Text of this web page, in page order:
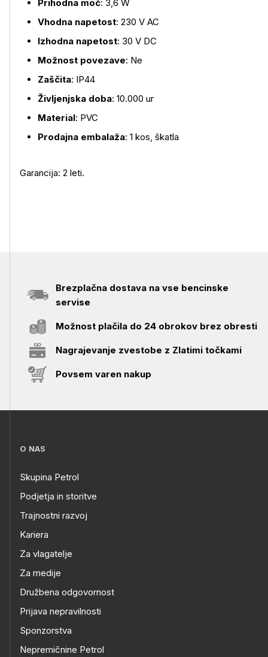
Prihodna moč: 3,6 W
Vhodna napetost: 230 V AC
Izhodna napetost: 30 V DC
Možnost povezave: Ne
Zaščita: IP44
Življenjska doba: 10.000 ur
Material: PVC
Prodajna embalaža: 1 kos, škatla
Garancija: 2 leti.
Brezplačna dostava na vse bencinske
servise
Možnost plačila do 24 obrokov brez obresti
Nagrajevanje zvestobe z Zlatimi točkami
Povsem varen nakup
O NAS
Skupina Petrol
Podjetja in storitve
Trajnostni razvoj
Kariera
Za vlagatelje
Za medije
Družbena odgovornost
Prijava nepravilnosti
Sponzorstva
Nepremičnine Petrol